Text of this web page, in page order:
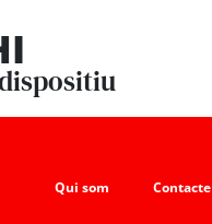
Qui som Contacte